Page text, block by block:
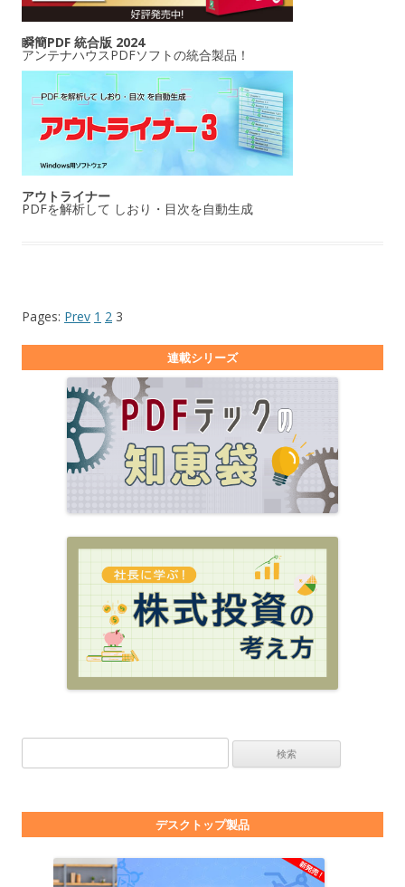
瞬簡PDF 統合版 2024
アンテナハウスPDFソフトの統合製品！
アウトライナー
PDFを解析して しおり・目次を自動生成
Pages: Prev 1 2 3
連載シリーズ
デスクトップ製品